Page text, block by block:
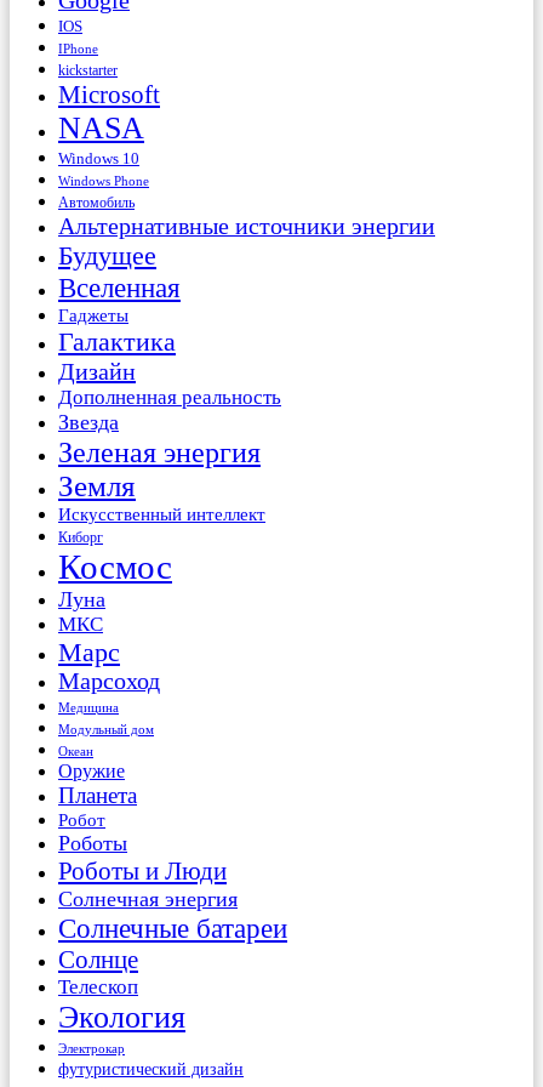
IOS
IPhone
kickstarter
Microsoft
NASA
Windows 10
Windows Phone
Автомобиль
Альтернативные источники энергии
Будущее
Вселенная
Гаджеты
Галактика
Дизайн
Дополненная реальность
Звезда
Зеленая энергия
Земля
Искусственный интеллект
Киборг
Космос
Луна
МКС
Марс
Марсоход
Медицина
Модульный дом
Океан
Оружие
Планета
Робот
Роботы
Роботы и Люди
Солнечная энергия
Солнечные батареи
Солнце
Телескоп
Экология
Электрокар
футуристический дизайн